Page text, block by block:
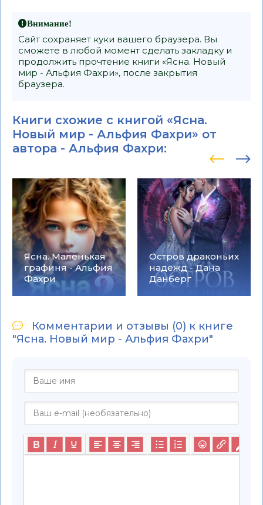
Внимание!
Сайт сохраняет куки вашего браузера. Вы
сможете в любой момент сделать закладку и
продолжить прочтение книги «Ясна. Новый
мир - Альфия Фахри», после закрытия
браузера.
Книги схожие с книгой «Ясна.
Новый мир - Альфия Фахри» от
автора - Альфия Фахри:
Ясна. Маленькая
графиня - Альфия
Фахри
Остров драконьих
надежд - Дана
Данберг
Комментарии и отзывы (0) к книге
"Ясна. Новый мир - Альфия Фахри"